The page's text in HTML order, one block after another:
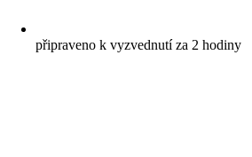
připraveno k vyzvednutí za 2 hodiny